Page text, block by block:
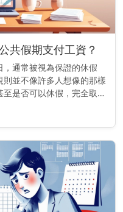
共假期支付工資？
通常被視為保證的休假
並不像許多人想像的那樣
是否可以休假，完全取決
，除非你的合約另有規